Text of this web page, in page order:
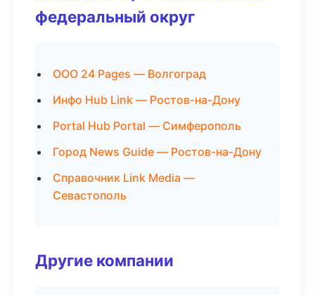
федеральный округ
ООО 24 Pages — Волгоград
Инфо Hub Link — Ростов-на-Дону
Portal Hub Portal — Симферополь
Город News Guide — Ростов-на-Дону
Справочник Link Media —
Севастополь
Другие компании